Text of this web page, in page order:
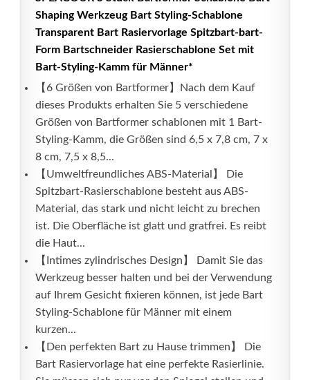
Shaping Werkzeug Bart Styling-Schablone
Transparent Bart Rasiervorlage Spitzbart-bart-
Form Bartschneider Rasierschablone Set mit
Bart-Styling-Kamm für Männer*
【6 Größen von Bartformer】Nach dem Kauf
dieses Produkts erhalten Sie 5 verschiedene
Größen von Bartformer schablonen mit 1 Bart-
Styling-Kamm, die Größen sind 6,5 x 7,8 cm, 7 x
8 cm, 7,5 x 8,5...
【Umweltfreundliches ABS-Material】 Die
Spitzbart-Rasierschablone besteht aus ABS-
Material, das stark und nicht leicht zu brechen
ist. Die Oberfläche ist glatt und gratfrei. Es reibt
die Haut...
【Intimes zylindrisches Design】 Damit Sie das
Werkzeug besser halten und bei der Verwendung
auf Ihrem Gesicht fixieren können, ist jede Bart
Styling-Schablone für Männer mit einem
kurzen...
【Den perfekten Bart zu Hause trimmen】 Die
Bart Rasiervorlage hat eine perfekte Rasierlinie.